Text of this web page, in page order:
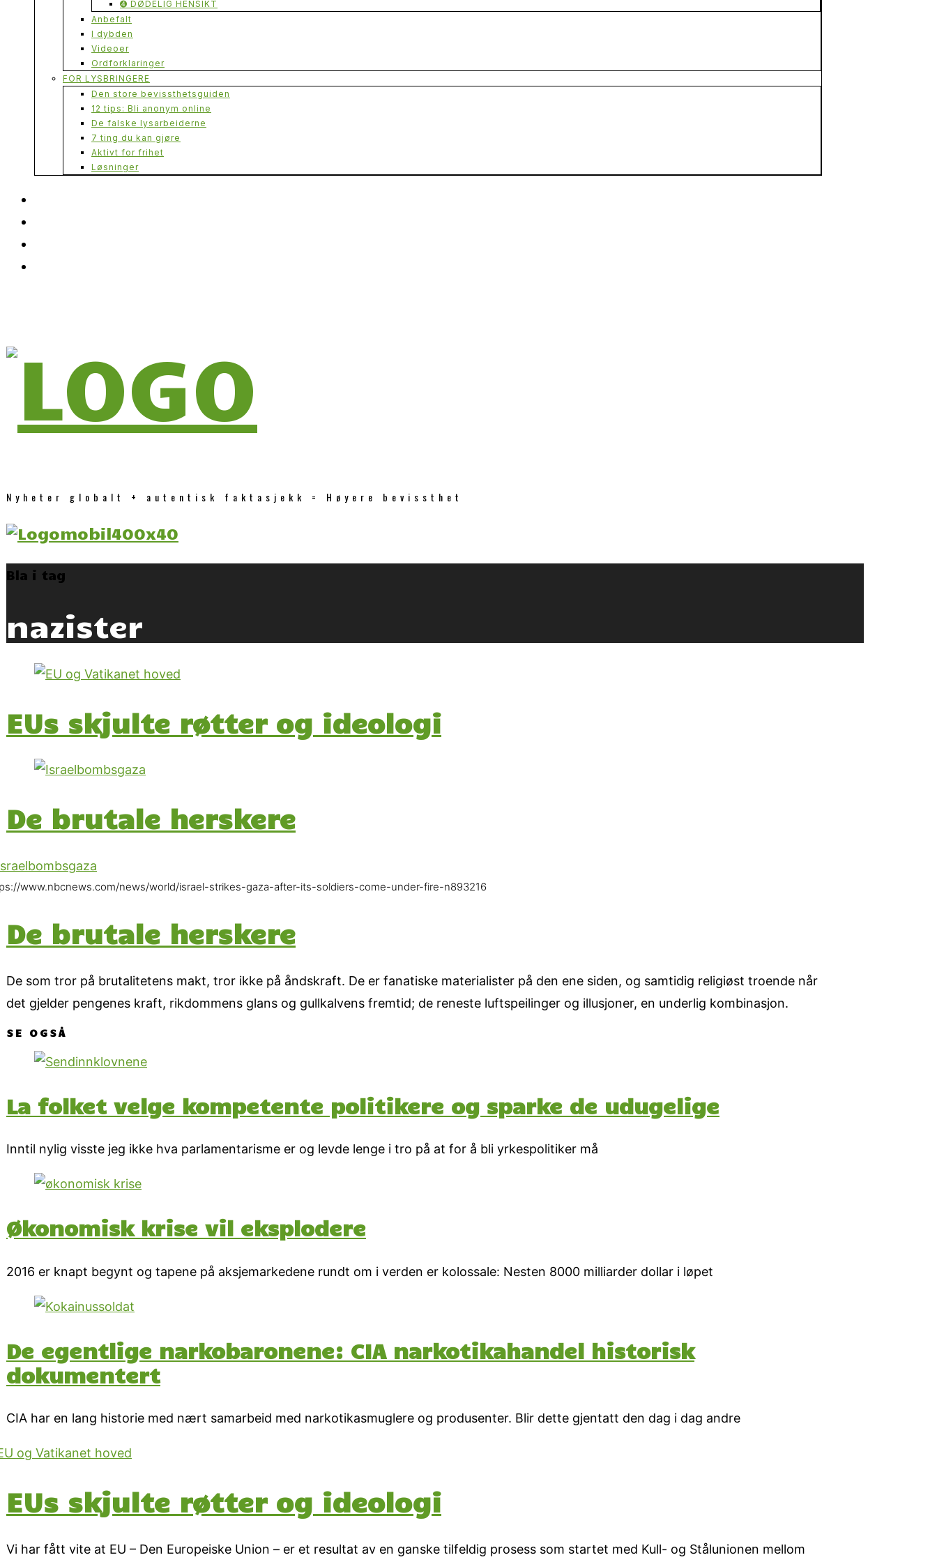
➍ DØDELIG HENSIKT
Anbefalt
I dybden
Videoer
Ordforklaringer
FOR LYSBRINGERE
Den store bevissthetsguiden
12 tips: Bli anonym online
De falske lysarbeiderne
7 ting du kan gjøre
Aktivt for frihet
Løsninger
Nyheter globalt + autentisk faktasjekk = Høyere bevissthet
Bla i tag
nazister
EUs skjulte røtter og ideologi
De brutale herskere
www.nbcnews.com/news/world/israel-strikes-gaza-after-its-soldiers-come-under-fire-n893216
De brutale herskere
De som tror på brutalitetens makt, tror ikke på åndskraft. De er fanatiske materialister på den ene siden, og samtidig religiøst troende når
det gjelder pengenes kraft, rikdommens glans og gullkalvens fremtid; de reneste luftspeilinger og illusjoner, en underlig kombinasjon.
SE OGSÅ
La folket velge kompetente politikere og sparke de udugelige
Inntil nylig visste jeg ikke hva parlamentarisme er og levde lenge i tro på at for å bli yrkespolitiker må
Økonomisk krise vil eksplodere
2016 er knapt begynt og tapene på aksjemarkedene rundt om i verden er kolossale: Nesten 8000 milliarder dollar i løpet
De egentlige narkobaronene: CIA narkotikahandel historisk
dokumentert
CIA har en lang historie med nært samarbeid med narkotikasmuglere og produsenter. Blir dette gjentatt den dag i dag andre
EUs skjulte røtter og ideologi
Vi har fått vite at EU – Den Europeiske Union – er et resultat av en ganske tilfeldig prosess som startet med Kull- og Stålunionen mellom